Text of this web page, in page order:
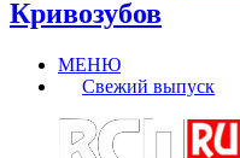
Кривозубов
МЕНЮ
Свежий выпуск